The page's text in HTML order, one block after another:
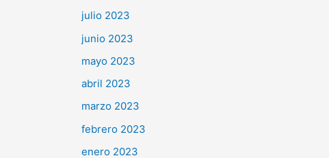
julio 2023
junio 2023
mayo 2023
abril 2023
marzo 2023
febrero 2023
enero 2023